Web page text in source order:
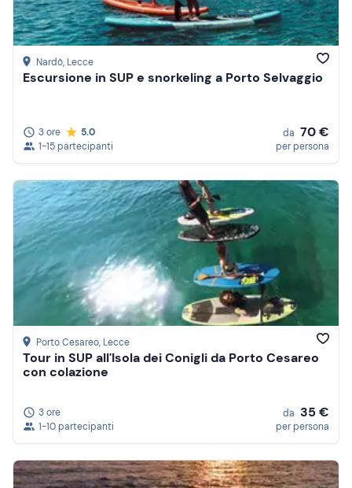
Nardò, Lecce
Escursione in SUP e snorkeling a Porto Selvaggio
3 ore
5.0
1-15 partecipanti
da 70 €
per persona
Porto Cesareo, Lecce
Tour in SUP all'Isola dei Conigli da Porto Cesareo
con colazione
3 ore
1-10 partecipanti
da 35 €
per persona